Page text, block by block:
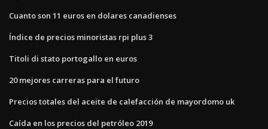
Cuanto son 11 euros en dolares canadienses
Índice de precios minoristas rpi plus 3
Titoli di stato portogallo en euros
20 mejores carreras para el futuro
Precios totales del aceite de calefacción de mayordomo uk
Caída en los precios del petróleo 2019